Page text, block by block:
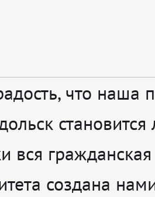
что наша
становится
вся
создана